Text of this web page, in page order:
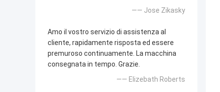
—— Jose Zikasky
Amo il vostro servizio di assistenza al
cliente, rapidamente risposta ed essere
premuroso continuamente. La macchina
consegnata in tempo. Grazie.
—— Elizebath Roberts